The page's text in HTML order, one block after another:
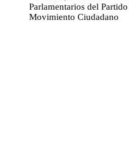
Parlamentarios del
Movimiento Ciudadano